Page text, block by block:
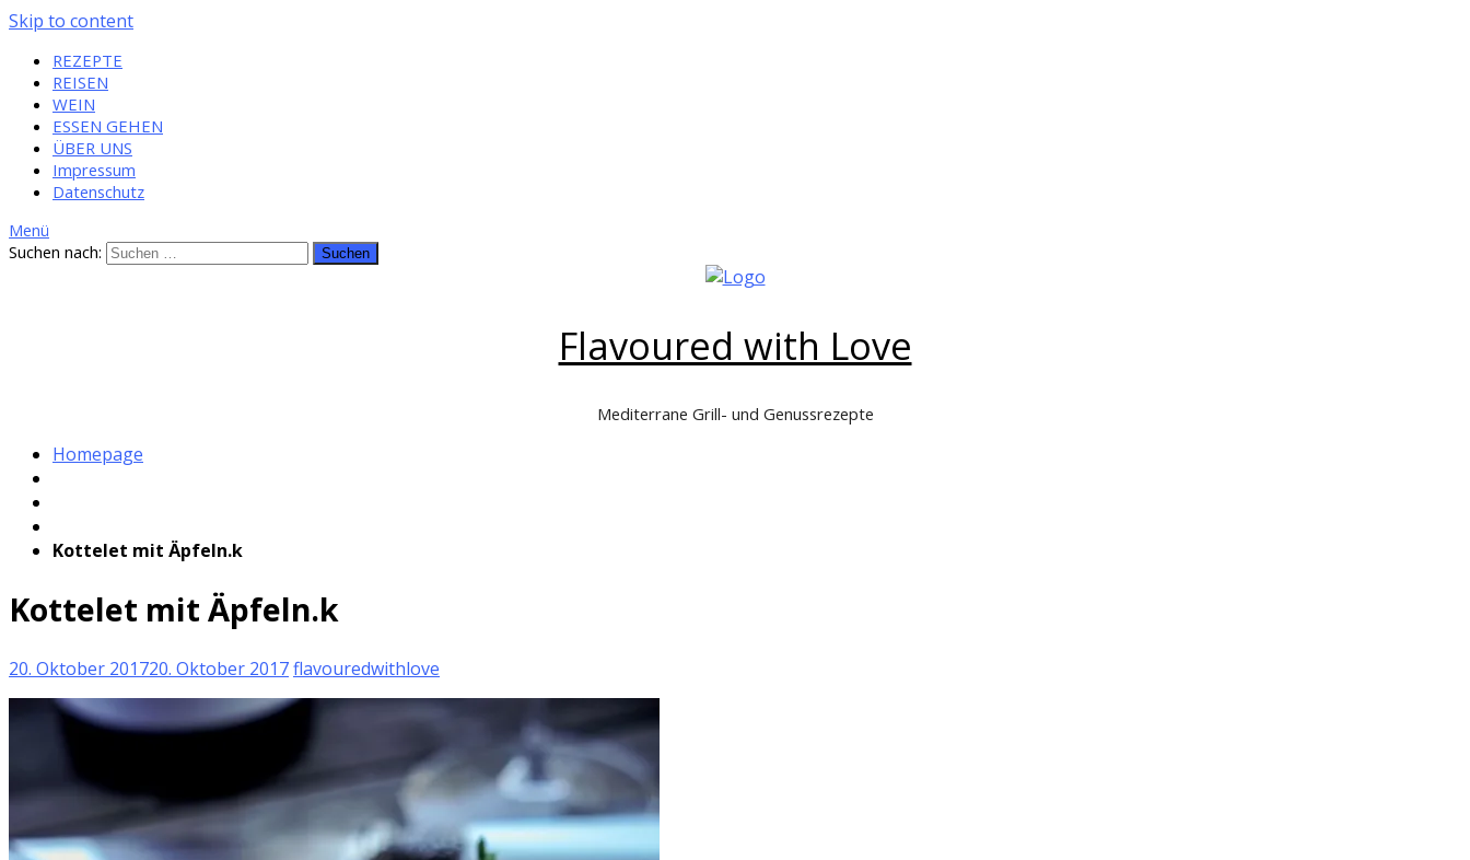
Skip to content
REZEPTE
REISEN
WEIN
ESSEN GEHEN
ÜBER UNS
Impressum
Datenschutz
Menü
Suchen nach:
Flavoured with Love
Mediterrane Grill- und Genussrezepte
Homepage
Kottelet mit Äpfeln.k
Kottelet mit Äpfeln.k
20. Oktober 201720. Oktober 2017flavouredwithlove